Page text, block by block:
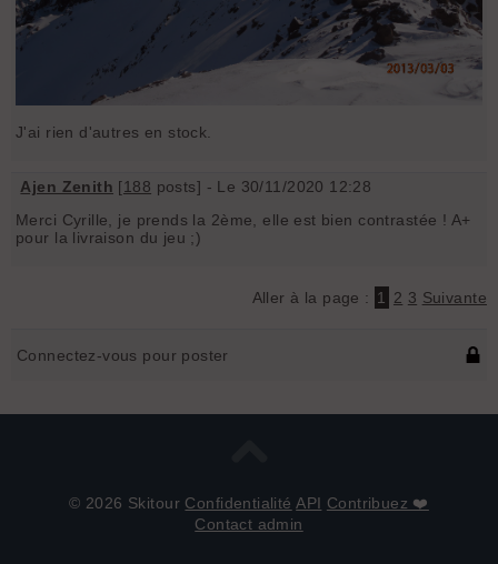
J'ai rien d'autres en stock.
Ajen Zenith [188 posts] - Le 30/11/2020 12:28
Merci Cyrille, je prends la 2ème, elle est bien contrastée ! A+
pour la livraison du jeu ;)
Aller à la page : 1 2 3 Suivante
Connectez-vous pour poster
© 2026 Skitour Confidentialité API Contribuez ❤️
Contact admin